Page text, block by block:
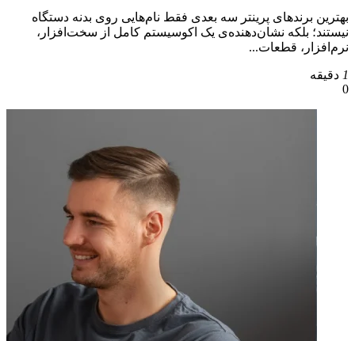
بهترین برندهای پرینتر سه بعدی فقط نام‌هایی روی بدنه دستگاه
نیستند؛ بلکه نشان‌دهنده‌ی یک اکوسیستم کامل از سخت‌افزار،
نرم‌افزار، قطعات...
1 دقیقه
0